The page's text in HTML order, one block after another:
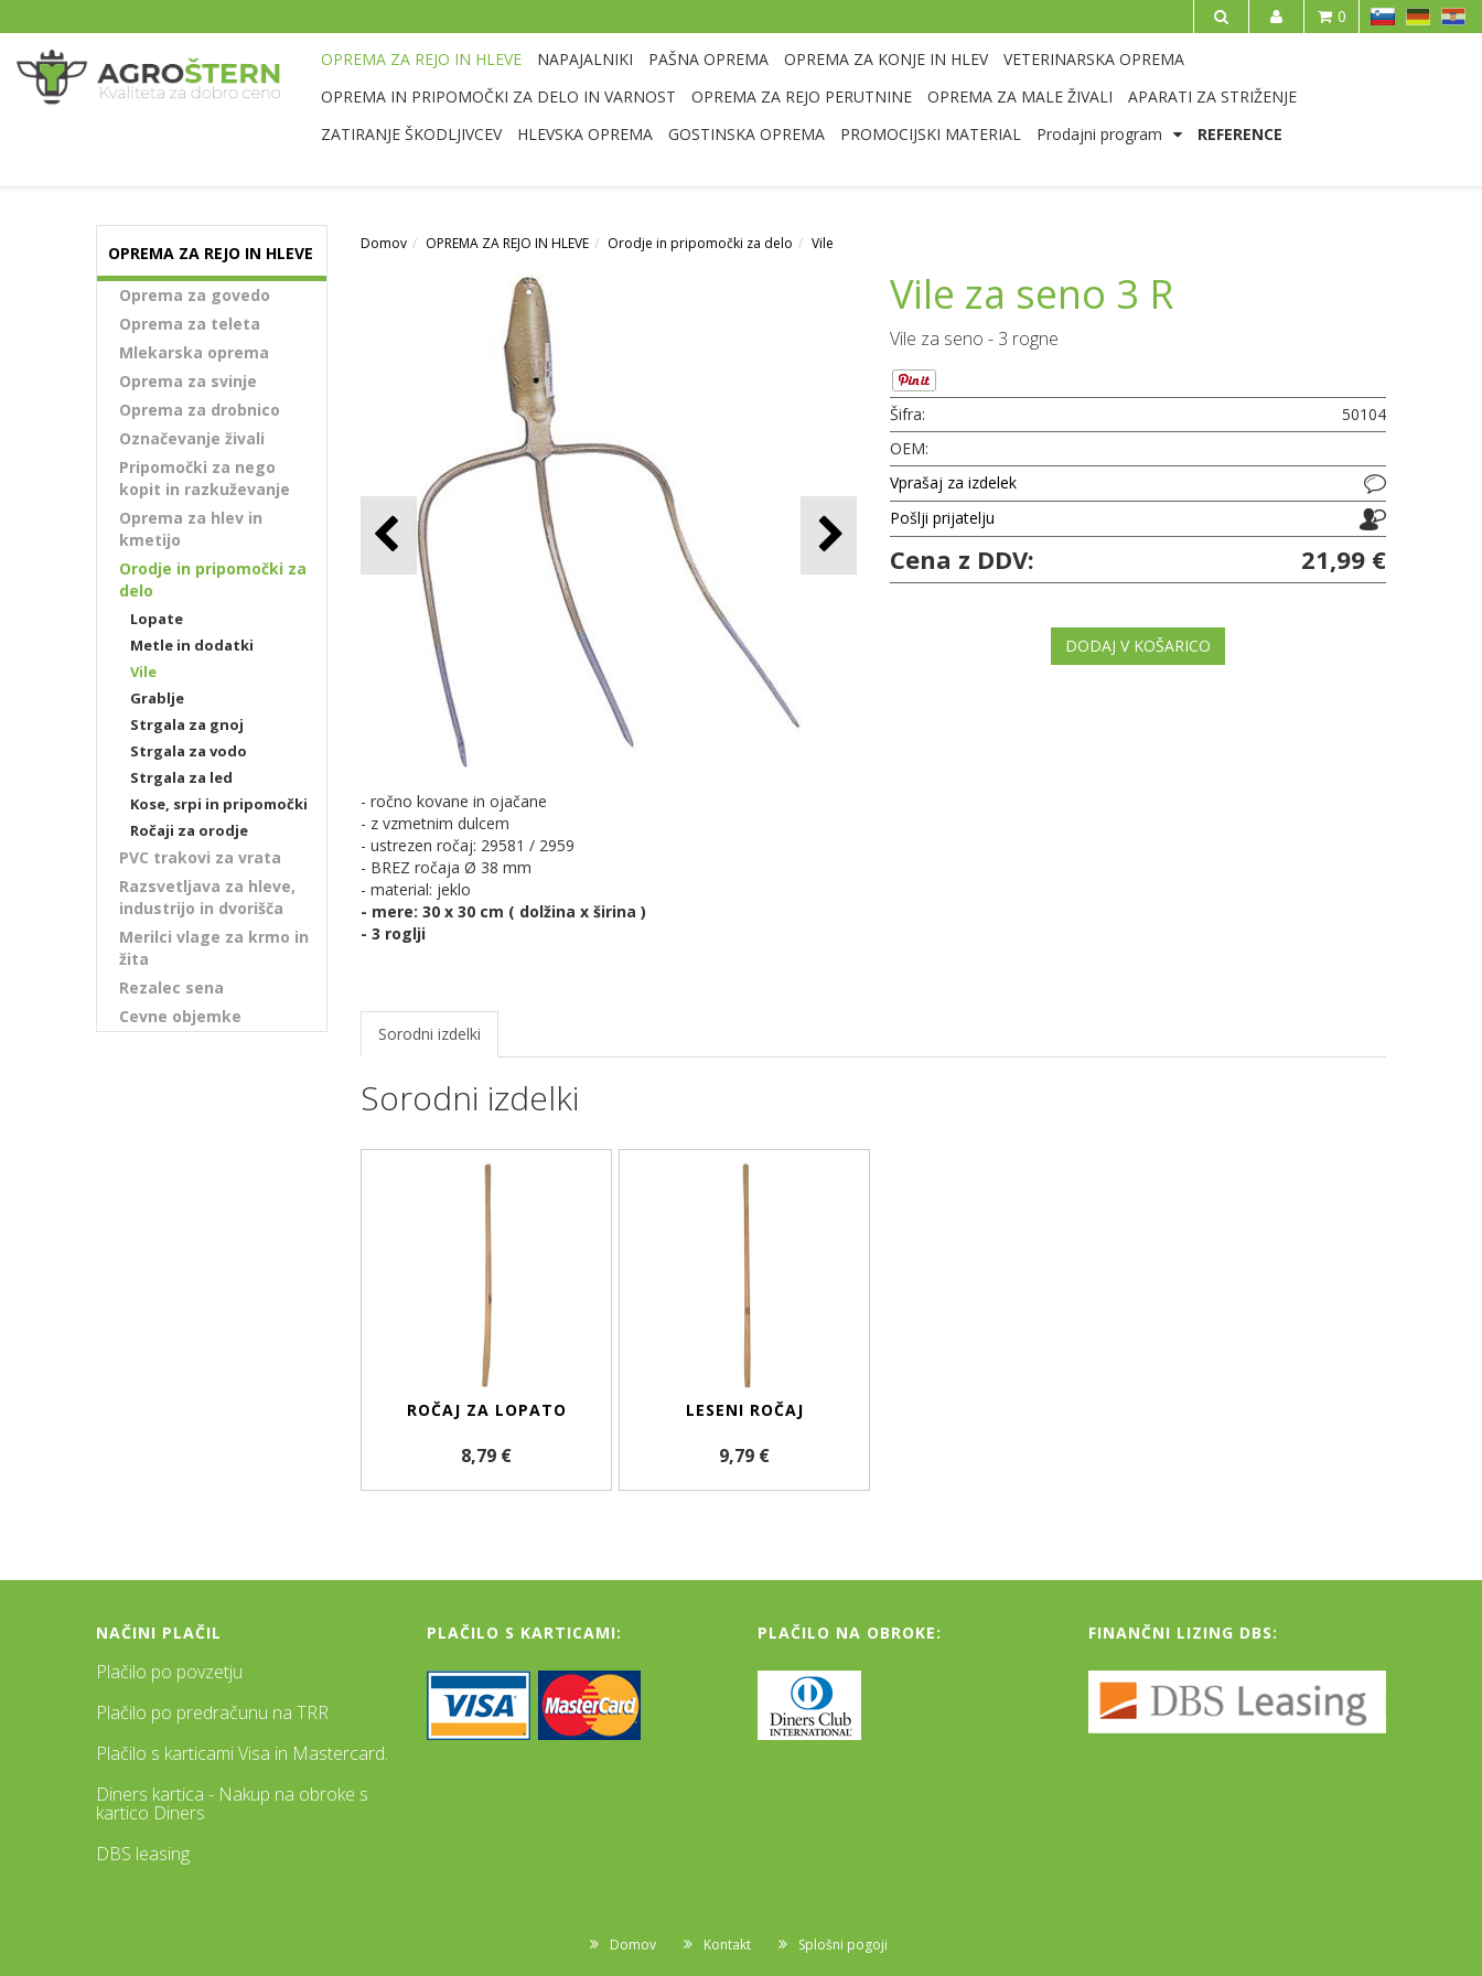
SL HR
0
OPREMA ZA REJO IN HLEVE NAPAJALNIKI PAŠNA OPREMA OPREMA ZA KONJE IN HLEV
VETERINARSKA OPREMA
OPREMA IN PRIPOMOČKI ZA DELO IN VARNOST
OPREMA ZA REJO PERUTNINE OPREMA ZA MALE ŽIVALI
APARATI ZA STRIŽENJE
ZATIRANJE ŠKODLJIVCEV
HLEVSKA OPREMA GOSTINSKA OPREMA PROMOCIJSKI MATERIAL Prodajni program REFERENCE
OPREMA ZA REJO IN HLEVE
Oprema za govedo
Oprema za teleta
Mlekarska oprema
Oprema za svinje
Oprema za drobnico
Označevanje živali
Pripomočki za nego
kopit in razkuževanje
Oprema za hlev in
kmetijo
Orodje in pripomočki za
delo
Lopate
Metle in dodatki
Vile
Grablje
Strgala za gnoj
Strgala za vodo
Strgala za led
Kose, srpi in pripomočki
Ročaji za orodje
PVC trakovi za vrata
Razsvetljava za hleve,
industrijo in dvorišča
Merilci vlage za krmo in
žita
Rezalec sena
Cevne objemke
Domov OPREMA ZA REJO IN HLEVE Orodje in pripomočki za delo Vile
Vile za seno 3 R
Vile za seno - 3 rogne
Šifra:
50104
OEM:
Vprašaj za izdelek
Pošlji prijatelju
Cena z DDV: 21,99 €
DODAJ V KOŠARICO
- ročno kovane in ojačane
- z vzmetnim dulcem
- ustrezen ročaj: 29581 / 2959
- BREZ ročaja Ø 38 mm
- material: jeklo
- mere: 30 x 30 cm ( dolžina x širina )
- 3 roglji
Sorodni izdelki
Sorodni izdelki
ROČAJ ZA LOPATO
8,79 €
LESENI ROČAJ
9,79 €
NAČINI PLAČIL
Plačilo po povzetju
Plačilo po predračunu na TRR
Plačilo s karticami Visa in Mastercard.
Diners kartica - Nakup na obroke s
kartico Diners
DBS leasing
PLAČILO S KARTICAMI: PLAČILO NA OBROKE: FINANČNI LIZING DBS:
Domov Kontakt Splošni pogoji